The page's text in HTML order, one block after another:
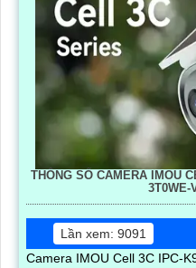
THÔNG SỐ CAMERA IMOU
3T0WE-
Lần xem: 9091
Camera IMOU Cell 3C IPC-